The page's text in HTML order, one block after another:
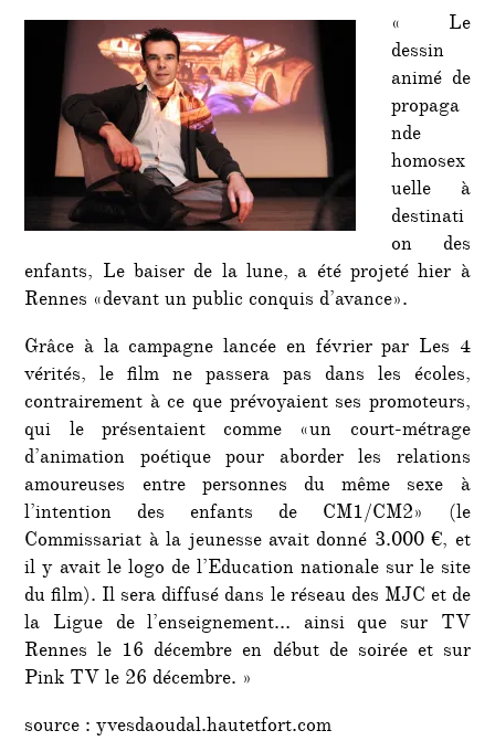
« Le
Baiser
la
Lune »
« Le
dessin
animé de
propaga
nde
homosex
uelle à
destinati
on des
enfants, Le baiser de la lune, a été projeté hier à
Rennes «devant un public conquis d’avance».
Grâce à la campagne lancée en février par Les 4
vérités, le film ne passera pas dans les écoles,
contrairement à ce que prévoyaient ses promoteurs,
qui le présentaient comme «un court-métrage
d’animation poétique pour aborder les relations
amoureuses entre personnes du même sexe à
l’intention des enfants de CM1/CM2» (le
Commissariat à la jeunesse avait donné 3.000 €, et
il y avait le logo de l’Education nationale sur le site
du film). Il sera diffusé dans le réseau des MJC et de
la Ligue de l’enseignement… ainsi que sur TV
Rennes le 16 décembre en début de soirée et sur
Pink TV le 26 décembre. »
source : yvesdaoudal.hautetfort.com